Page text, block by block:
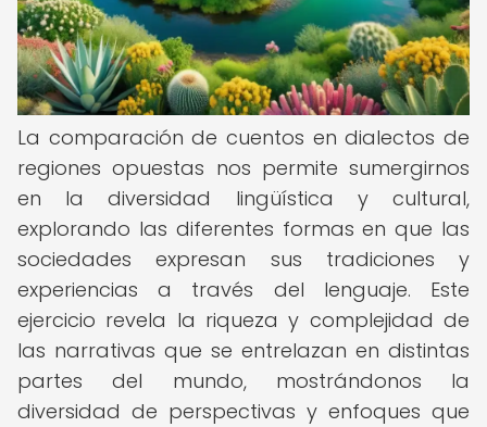
La comparación de cuentos en dialectos de
regiones opuestas nos permite sumergirnos
en la diversidad lingüística y cultural,
explorando las diferentes formas en que las
sociedades expresan sus tradiciones y
experiencias a través del lenguaje. Este
ejercicio revela la riqueza y complejidad de
las narrativas que se entrelazan en distintas
partes del mundo, mostrándonos la
diversidad de perspectivas y enfoques que